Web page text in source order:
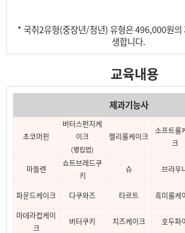
* 국취2유형(중장년/청년) 유형은 496,000원의
생합니다.
교육내용
제과기능사
초코머핀
버터스펀지케
이크
(별립법)
젤리롤케이크
소프트롤
크
마들렌
쇼트브레드쿠
키
슈 브라우
파운드케이크 다쿠와즈 타르트 흑미롤케
마데라컵케이
크
버터쿠키 치즈케이크 호두파